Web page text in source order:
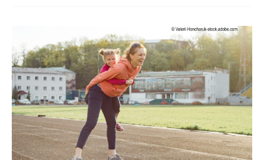
Positiv-
Effekte
der
Schwangerschaft
Vortrag
18.